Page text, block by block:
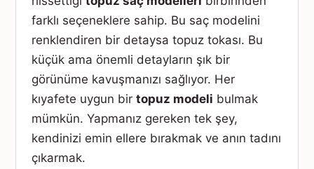
farklı seçeneklere sahip. Bu saç modelini
renklendiren bir detaysa topuz tokası. Bu
küçük ama önemli detayların şık bir
görünüme kavuşmanızı sağlıyor. Her
kıyafete uygun bir topuz modeli bulmak
mümkün. Yapmanız gereken tek şey,
kendinizi emin ellere bırakmak ve anın tadını
çıkarmak.